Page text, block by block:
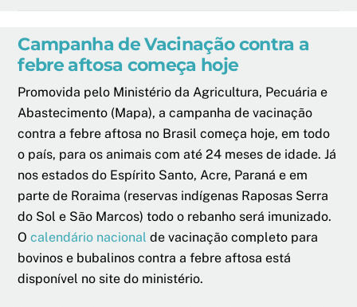
Campanha de Vacinação contra a
febre aftosa começa hoje
Promovida pelo Ministério da Agricultura, Pecuária e
Abastecimento (Mapa), a campanha de vacinação
contra a febre aftosa no Brasil começa hoje, em todo
o país, para os animais com até 24 meses de idade. Já
nos estados do Espírito Santo, Acre, Paraná e em
parte de Roraima (reservas indígenas Raposas Serra
do Sol e São Marcos) todo o rebanho será imunizado.
Ocalendário nacional de vacinação completo para
bovinos e bubalinos contra a febre aftosa está
disponível no site do ministério.